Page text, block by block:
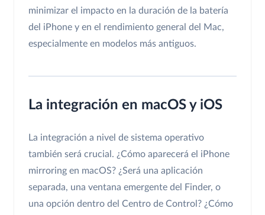
minimizar el impacto en la duración de la batería
del iPhone y en el rendimiento general del Mac,
especialmente en modelos más antiguos.
La integración en macOS y iOS
La integración a nivel de sistema operativo
también será crucial. ¿Cómo aparecerá el iPhone
mirroring en macOS? ¿Será una aplicación
separada, una ventana emergente del Finder, o
una opción dentro del Centro de Control? ¿Cómo